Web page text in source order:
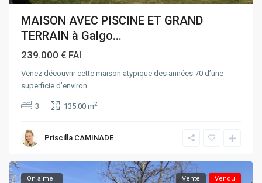
MAISON AVEC PISCINE ET GRAND
TERRAIN à Galgo...
239.000 € FAI
Venez découvrir cette maison atypique des années 70 d’une
superficie d’environ
3 135.00 m2
Priscilla CAMINADE
On aime ! Vente Vendu